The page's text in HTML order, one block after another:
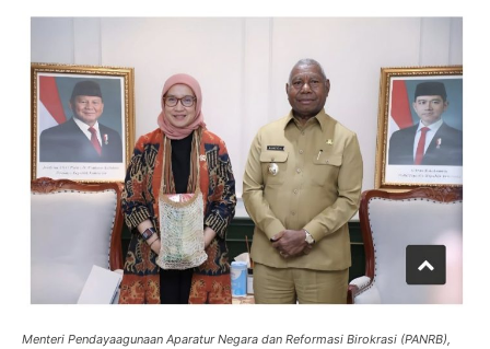
Menteri Pendayaagunaan Aparatur Negara dan Reformasi Birokrasi (PANRB),